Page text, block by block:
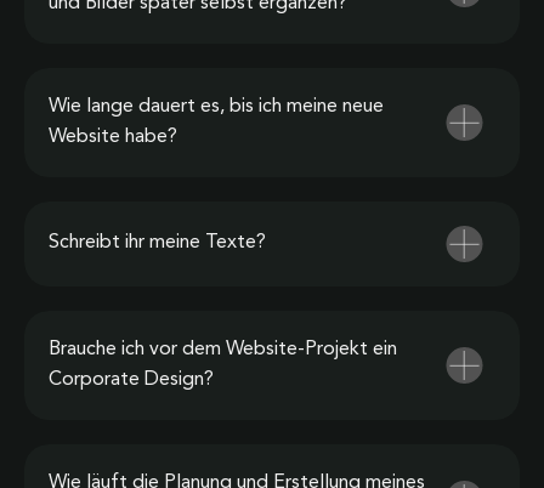
Wie lange dauert es, bis ich meine neue
Website habe?
Schreibt ihr meine Texte?
Brauche ich vor dem Website-Projekt ein
Corporate Design?
Wie läuft die Planung und Erstellung meines